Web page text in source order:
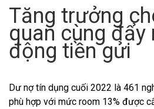
Tăng trưởng
quan cùng đẩy
động tiền gửi
Dư nợ tín dụng cuối 2022 là 461
phù hợp với mức room 13% được